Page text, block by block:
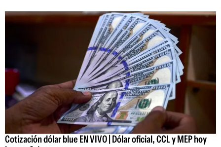
Cotización dólar blue EN VIVO | Dólar oficial, CCL y MEP hoy